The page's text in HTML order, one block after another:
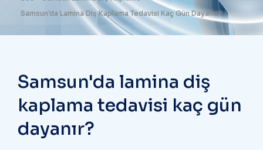
Samsun'da Lamina Diş Kaplama Tedavisi Kaç Gün Dayanır?
Samsun'da lamina diş
kaplama tedavisi kaç gün
dayanır?